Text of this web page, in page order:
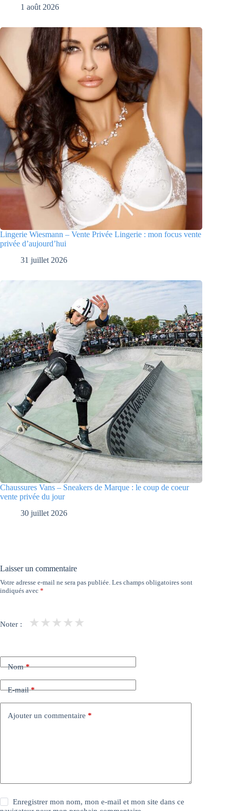
1 août 2026
Lingerie Wiesmann – Vente Privée Lingerie : mon focus vente
privée d’aujourd’hui
31 juillet 2026
Chaussures Vans – Sneakers de Marque : le coup de coeur
vente privée du jour
30 juillet 2026
Laisser un commentaire
Votre adresse e-mail ne sera pas publiée. Les champs obligatoires sont
indiqués avec *
Noter : ★
★
★
★
★
Nom*
E-mail*
Ajouter un commentaire *
Enregistrer mon nom, mon e-mail et mon site dans ce